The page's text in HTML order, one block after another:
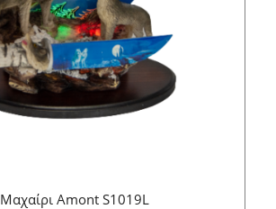
Μαχαίρι Amont S1019L